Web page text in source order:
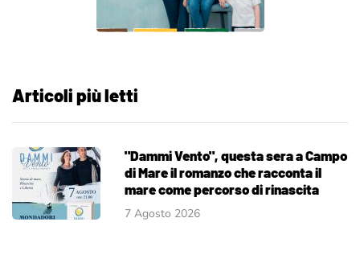
Articoli più letti
"Dammi Vento", questa sera a Campo
di Mare il romanzo che racconta il
mare come percorso di rinascita
7 Agosto 2026